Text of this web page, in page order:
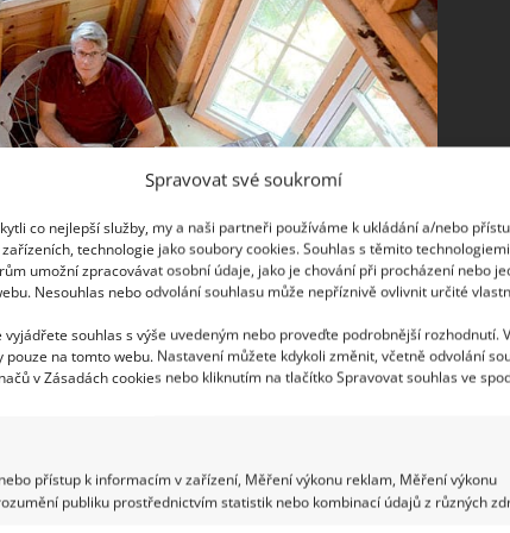
Spravovat své soukromí
co nejlepší služby, my a naši partneři používáme k ukládání a/nebo
technologie jako soubory cookies. Souhlas s těmito
umožní zpracovávat osobní údaje, jako je chování při procházení nebo
Nesouhlas nebo odvolání souhlasu může nepříznivě ovlivnit určité
vyjádřete souhlas s výše uvedeným nebo proveďte podrobnější rozhodnutí.
pouze na tomto webu. Nastavení můžete kdykoli změnit, včetně odvolání
v Zásadách cookies nebo kliknutím na tlačítko Spravovat souhlas ve
přístup k informacím v zařízení, Měření výkonu reklam, Měření výkonu
publiku prostřednictvím statistik nebo kombinací údajů z různých
více materiálu, než obyčejných pár kusů
Během jednoho a půl roku vystavěl
znovu cítí jako dítě A není divu. Jeho